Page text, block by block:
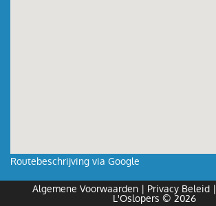
Routebeschrijving via Google
Algemene Voorwaarden| Privacy Beleid|
L'Oslopers © 2026